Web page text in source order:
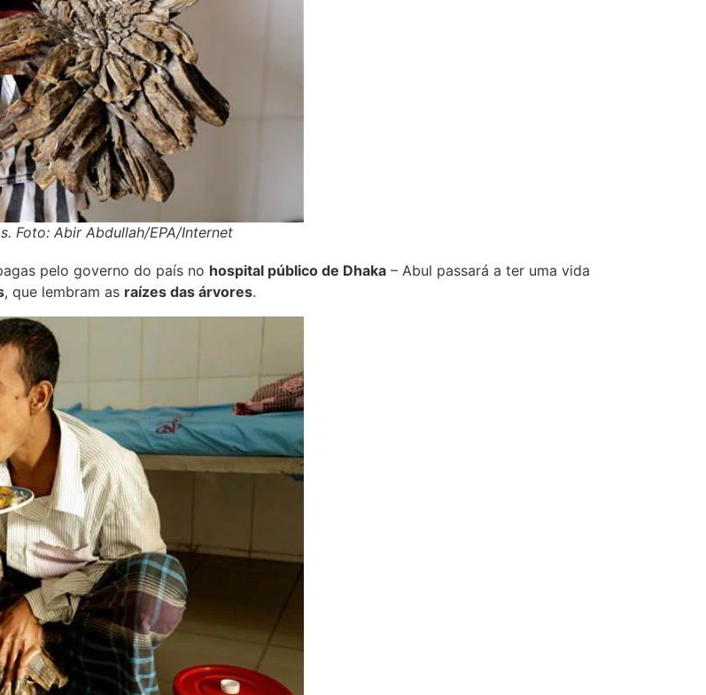
Foto: Abir Abdullah/EPA/Internet
pelo governo do país no hospital público de Dhaka – Abul passará a ter uma vida
, que lembram as raízes das árvores.